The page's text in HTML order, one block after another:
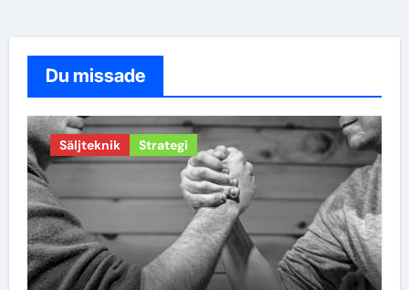
Du missade
Säljteknik Strategi